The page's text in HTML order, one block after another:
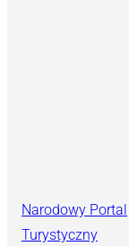
Narodowy Portal
Turystyczny